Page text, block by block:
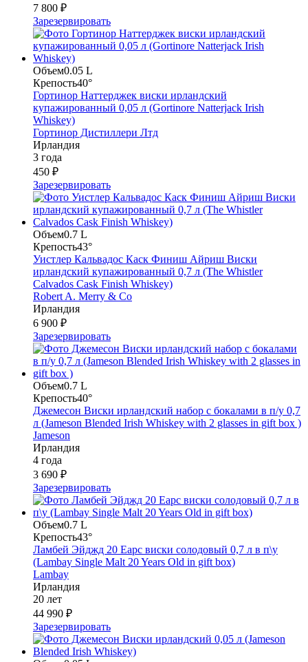
7 800 ₽
Зарезервировать
Объем0.05 L
Крепость40°
Гортинор Наттерджек виски ирландский
купажированный 0,05 л (Gortinore Natterjack Irish
Whiskey)
Гортинор Дистиллери Лтд
Ирландия
3 года
450 ₽
Зарезервировать
Объем0.7 L
Крепость43°
Уистлер Кальвадос Каск Финиш Айриш Виски
ирландский купажированный 0,7 л (The Whistler
Calvados Cask Finish Whiskey)
Robert A. Merry & Co
Ирландия
6 900 ₽
Зарезервировать
Объем0.7 L
Крепость40°
Джемесон Виски ирландский набор с бокалами в п/у 0,7
л (Jameson Blended Irish Whiskey with 2 glasses in gift box )
Jameson
Ирландия
4 года
3 690 ₽
Зарезервировать
Объем0.7 L
Крепость43°
Ламбей Эйджд 20 Еарс виски солодовый 0,7 л в п\у
(Lambay Single Malt 20 Years Old in gift box)
Lambay
Ирландия
20 лет
44 990 ₽
Зарезервировать